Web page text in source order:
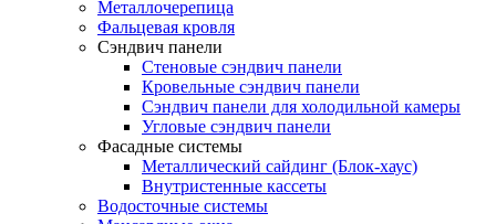
Металлочерепица
Фальцевая кровля
Сэндвич панели
Стеновые сэндвич панели
Кровельные сэндвич панели
Сэндвич панели для холодильной камеры
Угловые сэндвич панели
Фасадные системы
Металлический сайдинг (Блок-хаус)
Внутристенные кассеты
Водосточные системы